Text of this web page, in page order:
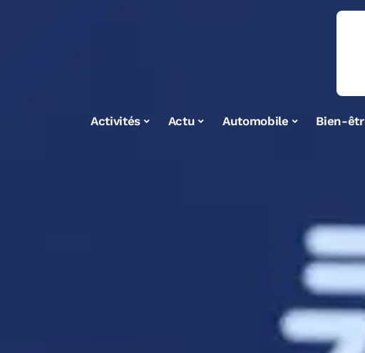
Activités Actu Automobile Bien-